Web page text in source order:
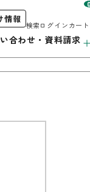
合わせ・資料請求
情報
検索ログインカート